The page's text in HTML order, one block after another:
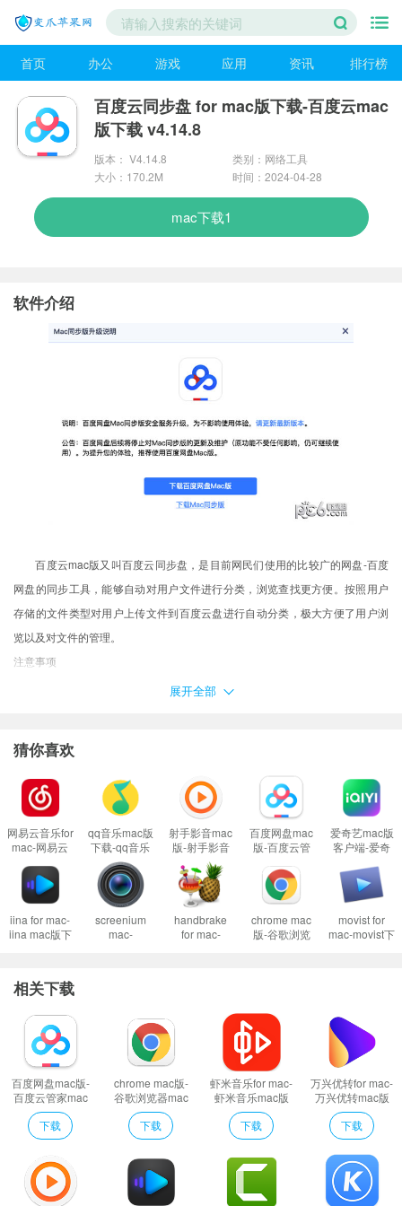
首页 办公 游戏 应用 资讯 排行榜
百度云同步盘 for mac版下载-百度云mac
版下载 v4.14.8
版本： V4.14.8
类别：网络工具
大小：170.2M
时间：2024-04-28
mac下载1
软件介绍
百度云mac版又叫百度云同步盘，是目前网民们使用的比较广的网盘-百度
网盘的同步工具，能够自动对用户文件进行分类，浏览查找更方便。按照用户
存储的文件类型对用户上传文件到百度云盘进行自动分类，极大方便了用户浏
览以及对文件的管理。
注意事项
百度云同步盘Mac版，百度网盘后续将停止对Mac同步版的更新及维护
用户在下载Mac软件后打开使用的时候可能会遇到的常见的三种报错：(出
现报错请大家务必一步一步耐心仔细看完下面的内容！！！)
XX软件已损坏，无法打开，你应该将它移到废纸篓
打不开XX软件，因为它来自身份不明的开发者
打不开XX软件，因为Apple无法检查其是否包含恶意软件
当你遇到上述问题的时候：
1、首先这样设置试试：开启任何来源
到这里一般情况下应用都可以运行了。
展开全部
猜你喜欢
网易云音乐for
mac-网易云
载
v2.3.11.900
qq音乐mac版
下载-qq音乐
for mac下载
v8.4.0
射手影音mac
版-射手影音
for mac下载
v4.9.4 beta.0
官方版
百度网盘mac
版-百度云管
v4.14.8
爱奇艺mac版
客户端-爱奇
v13.10.6
iina for mac-
iina mac版下
screenium
mac-
handbrake
for mac-
chrome mac
版-谷歌浏览
movist for
mac-movist下
相关下载
百度网盘mac版-
百度云管家mac
版下载 v4.14.8
下载
chrome mac版-
谷歌浏览器mac
版下载
v107.0.5304.110
下载
虾米音乐for mac-
虾米音乐mac版
下载 v7.5.8
下载
万兴优转for mac-
万兴优转mac版
下载 v13.0.1
下载